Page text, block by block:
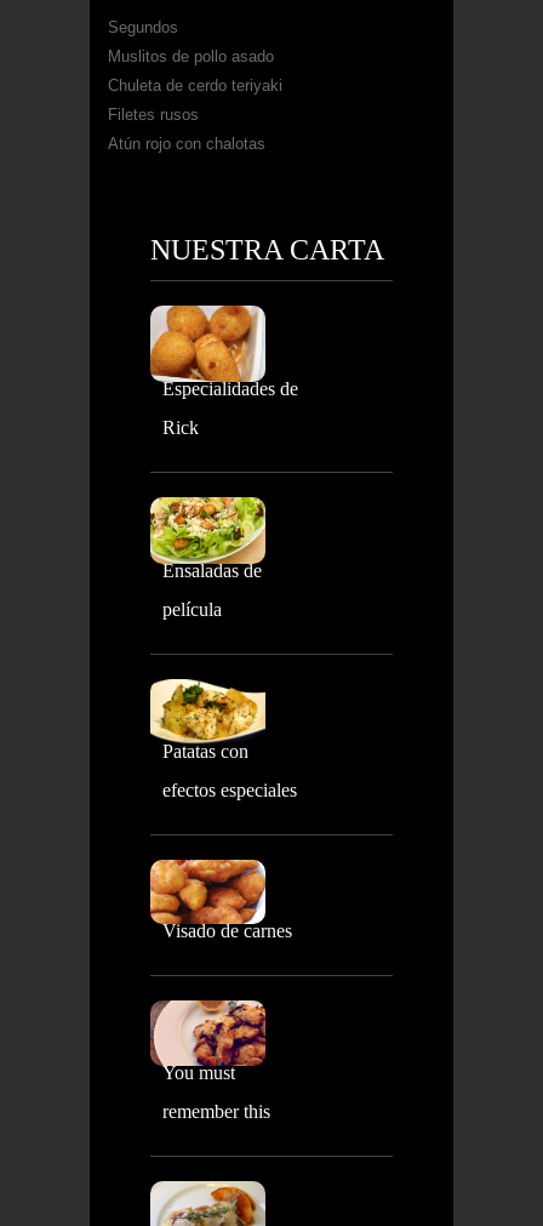
Segundos
Muslitos de pollo asado
Chuleta de cerdo teriyaki
Filetes rusos
Atún rojo con chalotas
NUESTRA CARTA
Especialidades de
Rick
Ensaladas de
película
Patatas con
efectos especiales
Visado de carnes
You must
remember this